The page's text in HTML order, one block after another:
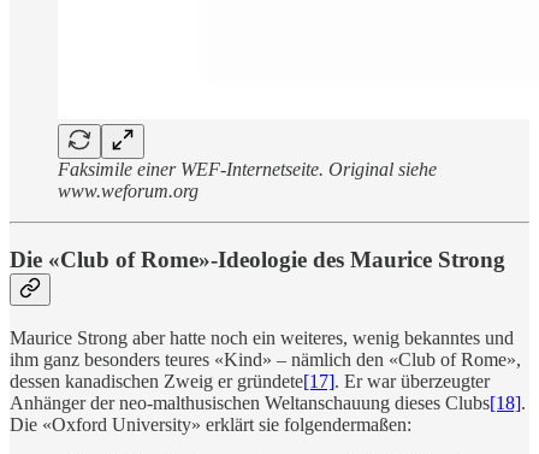
Faksimile einer WEF-Internetseite. Original siehe
www.weforum.org
Die «Club of Rome»-Ideologie des Maurice Strong
Maurice Strong aber hatte noch ein weiteres, wenig bekanntes und
ihm ganz besonders teures «Kind» – nämlich den «Club of Rome»,
dessen kanadischen Zweig er gründete[17]. Er war überzeugter
Anhänger der neo-malthusischen Weltanschauung dieses Clubs[18].
Die «Oxford University» erklärt sie folgendermaßen: